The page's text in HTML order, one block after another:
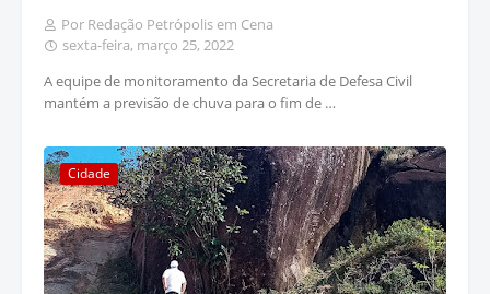
Por Redação Petrópolis em Cena
sexta-feira, março 25, 2022
A equipe de monitoramento da Secretaria de Defesa Civil
mantém a previsão de chuva para o fim de …
Cidade